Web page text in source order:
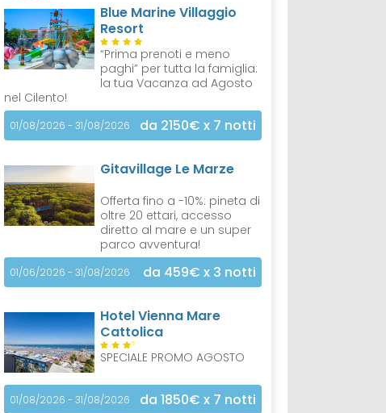
Blue Marine Villaggio
Resort
“Prima prenoti e meno
paghi” per tutta la famiglia:
la tua Vacanza ad Agosto
nel Cilento!
01/08/2026 - 31/08/2026 da 2150€ x 7 notti
Gitavillage Le Marze
Offerta fino a -10%: pineta di
oltre 20 ettari, accesso
diretto al mare e un super
parco avventura!
01/06/2026 - 31/08/2026 da 459€ x 3 notti
Hotel Vienna Mare
Cattolica
S
SPECIALE PROMO AGOSTO
01/08/2026 - 31/08/2026 da 1850€ x 7 notti